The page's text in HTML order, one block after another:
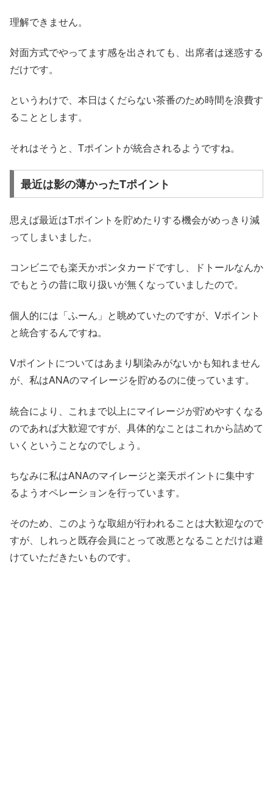
理解できません。
対面方式でやってます感を出されても、出席者は迷惑する
だけです。
というわけで、本日はくだらない茶番のため時間を浪費す
ることとします。
それはそうと、Tポイントが統合されるようですね。
最近は影の薄かったTポイント
思えば最近はTポイントを貯めたりする機会がめっきり減
ってしまいました。
コンビニでも楽天かポンタカードですし、ドトールなんか
でもとうの昔に取り扱いが無くなっていましたので。
個人的には「ふーん」と眺めていたのですが、Vポイント
と統合するんですね。
Vポイントについてはあまり馴染みがないかも知れません
が、私はANAのマイレージを貯めるのに使っています。
統合により、これまで以上にマイレージが貯めやすくなる
のであれば大歓迎ですが、具体的なことはこれから詰めて
いくということなのでしょう。
ちなみに私はANAのマイレージと楽天ポイントに集中す
るようオペレーションを行っています。
そのため、このような取組が行われることは大歓迎なので
すが、しれっと既存会員にとって改悪となることだけは避
けていただきたいものです。